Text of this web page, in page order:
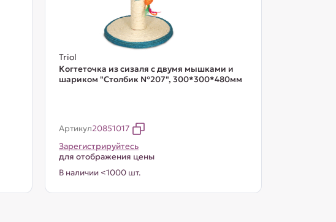
Triol
Когтеточка из сизаля с двумя мышками и
шариком "Столбик №207", 300*300*480мм
Артикул20851017
Зарегистрируйтесь
для отображения цены
В наличии <1000 шт.